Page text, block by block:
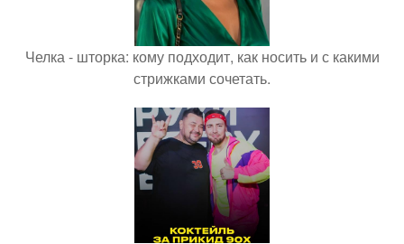
Челка - шторка: кому подходит, как носить и с какими
стрижками сочетать.